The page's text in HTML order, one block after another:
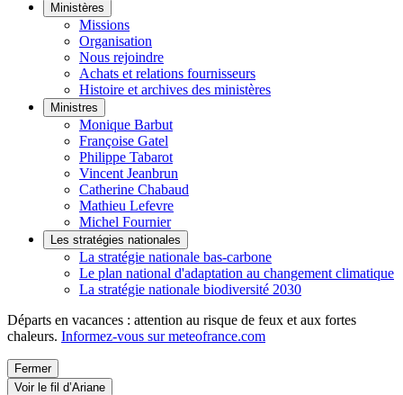
Ministères
Missions
Organisation
Nous rejoindre
Achats et relations fournisseurs
Histoire et archives des ministères
Ministres
Monique Barbut
Françoise Gatel
Philippe Tabarot
Vincent Jeanbrun
Catherine Chabaud
Mathieu Lefevre
Michel Fournier
Les stratégies nationales
La stratégie nationale bas-carbone
Le plan national d'adaptation au changement climatique
La stratégie nationale biodiversité 2030
Départs en vacances : attention au risque de feux et aux fortes
chaleurs. Informez-vous sur meteofrance.com
Fermer
Voir le fil d’Ariane